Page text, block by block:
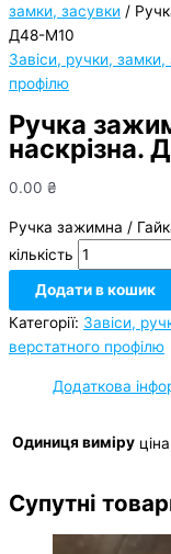
замки, засувки /
Д48-М10
Завіси, ручки, замки,
профілю
Ручка
наскрізна.
0.00 ₴
Ручка зажимна /
кількість
Додати в кошик
Категорії: Завіси,
верстатного профілю
Додаткова
Одиниця виміру
Супутні